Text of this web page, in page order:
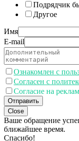
Подрядчик
Другое
Имя
E-mail
Ознакомлен с
Согласен с
Согласие на
Отправить
Close
Ваше обращение
ближайшее время.
Спасибо!